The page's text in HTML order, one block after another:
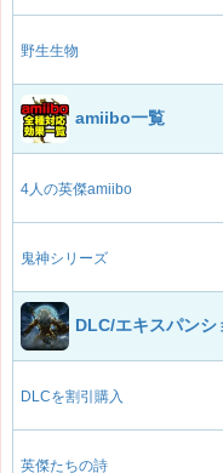
野生生物
amiibo一覧
4人の英傑amiibo
鬼神シリーズ
DLC/エキスパンシ
DLCを割引購入
英傑たちの詩